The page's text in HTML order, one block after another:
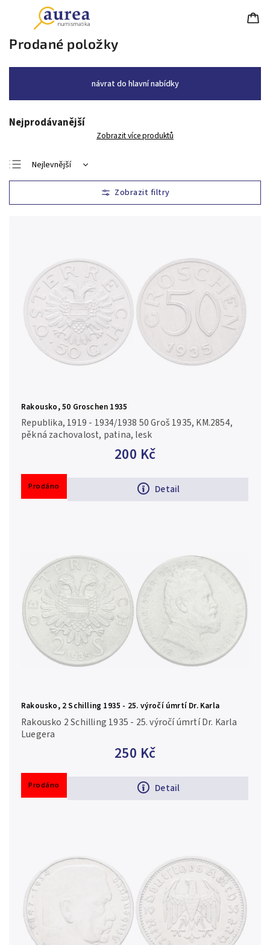
Prodané položky
návrat do hlavní nabídky
Nejprodávanější
Zobrazit více produktů
Nejlevnější
Nejdražší
Nejprodávanější
Rakousko, 50 Groschen 1935
200 Kč
Detail
Republika, 1919 - 1934/1938 50 Groš 1935, KM.2854,
pěkná zachovalost, patina, lesk
Prodáno
Rakousko, 2 Schilling 1935 - 25. výročí úmrtí Dr. Karla
Luegera
250 Kč
Detail
Rakousko 2 Schilling 1935 - 25. výročí úmrtí Dr. Karla
Luegera
Prodáno